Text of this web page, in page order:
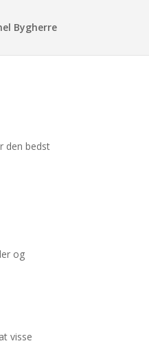
Bygherre
den bedst
og
visse